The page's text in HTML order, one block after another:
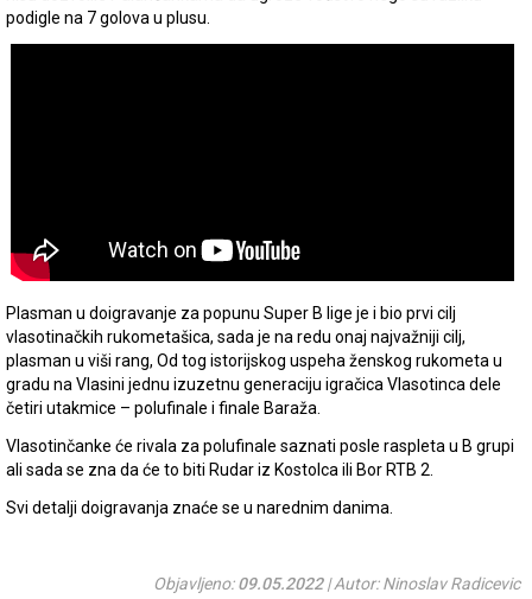
podigle na 7 golova u plusu.
Plasman u doigravanje za popunu Super B lige je i bio prvi cilj
vlasotinačkih rukometašica, sada je na redu onaj najvažniji cilj,
plasman u viši rang, Od tog istorijskog uspeha ženskog rukometa u
gradu na Vlasini jednu izuzetnu generaciju igračica Vlasotinca dele
četiri utakmice – polufinale i finale Baraža.
Vlasotinčanke će rivala za polufinale saznati posle raspleta u B grupi
ali sada se zna da će to biti Rudar iz Kostolca ili Bor RTB 2.
Svi detalji doigravanja znaće se u narednim danima.
Objavljeno:09.05.2022| Autor: Ninoslav Radicevic